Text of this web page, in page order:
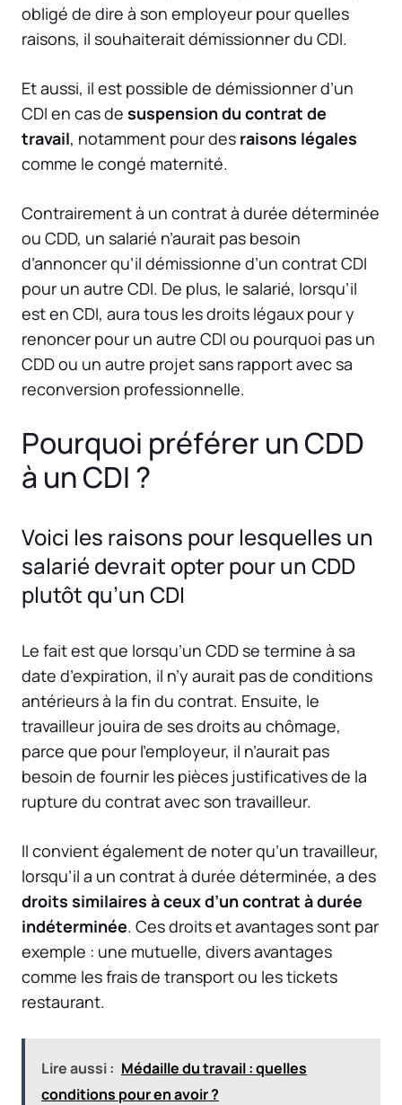
obligé de dire à son employeur pour quelles
raisons, il souhaiterait démissionner du CDI.
Et aussi, il est possible de démissionner d’un
CDI en cas de suspension du contrat de
travail, notamment pour des raisons légales
comme le congé maternité.
Contrairement à un contrat à durée déterminée
ou CDD, un salarié n’aurait pas besoin
d’annoncer qu’il démissionne d’un contrat CDI
pour un autre CDI. De plus, le salarié, lorsqu’il
est en CDI, aura tous les droits légaux pour y
renoncer pour un autre CDI ou pourquoi pas un
CDD ou un autre projet sans rapport avec sa
reconversion professionnelle.
Pourquoi préférer un CDD
à un CDI ?
Voici les raisons pour lesquelles un
salarié devrait opter pour un CDD
plutôt qu’un CDI
Le fait est que lorsqu’un CDD se termine à sa
date d’expiration, il n’y aurait pas de conditions
antérieurs à la fin du contrat. Ensuite, le
travailleur jouira de ses droits au chômage,
parce que pour l’employeur, il n’aurait pas
besoin de fournir les pièces justificatives de la
rupture du contrat avec son travailleur.
Il convient également de noter qu’un travailleur,
lorsqu’il a un contrat à durée déterminée, a des
droits similaires à ceux d’un contrat à durée
indéterminée. Ces droits et avantages sont par
exemple : une mutuelle, divers avantages
comme les frais de transport ou les tickets
restaurant.
Lire aussi : Médaille du travail : quelles
conditions pour en avoir ?